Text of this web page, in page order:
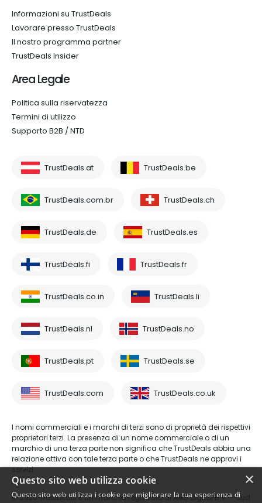
Informazioni su TrustDeals
Lavorare presso TrustDeals
Il nostro programma partner
TrustDeals Insider
Area Legale
Politica sulla riservatezza
Termini di utilizzo
Supporto B2B / NTD
TrustDeals.at TrustDeals.be
TrustDeals.com.br TrustDeals.ch
TrustDeals.de TrustDeals.es
TrustDeals.fi TrustDeals.fr
TrustDeals.co.in TrustDeals.li
TrustDeals.nl TrustDeals.no
TrustDeals.pt TrustDeals.se
TrustDeals.com TrustDeals.co.uk
I nomi commerciali e i marchi di terzi sono di proprietà dei rispettivi
proprietari terzi. La presenza di un nome commerciale o di un
marchio di una terza parte non significa che TrustDeals abbia una
relazione attiva con tale terza parte o che TrustDeals ne approvi i
servizi.
© 2026 TrustDeals è un marchio registrato di AMS Digital B.V. - Oud
×
Questo sito web utilizza cookie
Questo sito web utilizza i cookie per migliorare la tua esperienza di